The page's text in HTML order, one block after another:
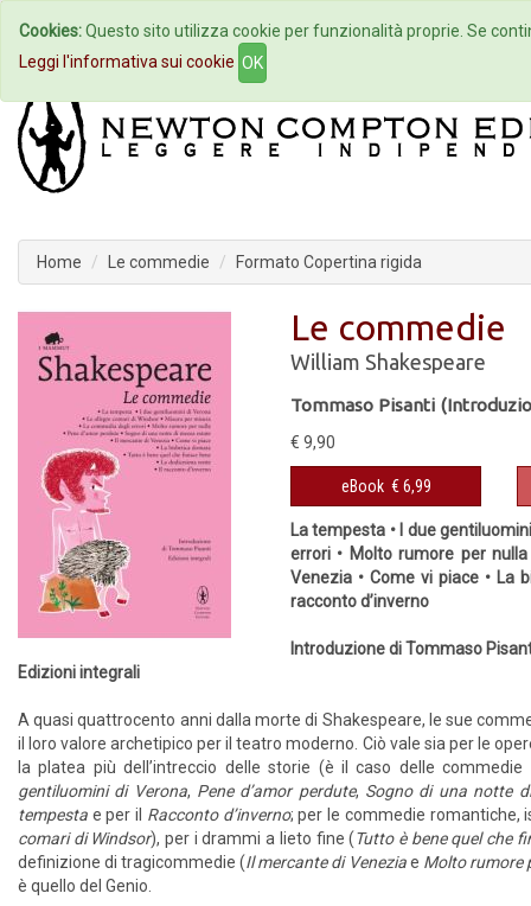
Home Autori Eventi
Home Le commedie Formato Copertina rigida
Le commedie
William Shakespeare
Tommaso Pisanti
€ 9,90
eBook € 6,99
La tempesta • I due
errori • Molto rumore per
Venezia • Come vi piace • La
racconto d’inverno
Introduzione di Tommaso
Edizioni integrali
A quasi quattrocento anni dalla morte di Shakespeare, le sue
il loro valore archetipico per il teatro moderno. Ciò vale sia per le
la platea più dell’intreccio delle storie (è il caso delle
gentiluomini di Verona, Pene d’amor perdute, Sogno di una notte
tempesta e per il Racconto d’inverno; per le commedie romantiche,
comari di Windsor), per i drammi a lieto fine (Tutto è bene quel che
definizione di tragicommedie (Il mercante di Veneziae Molto rumore
è quello del Genio.
Cookies:Questo sito utilizza cookie per funzionalità proprie. Se
Leggi l'informativa sui cookie OK